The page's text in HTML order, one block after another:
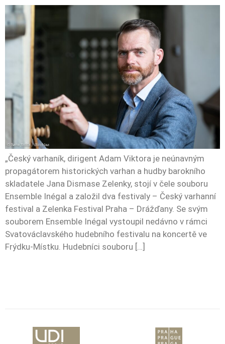
„Český varhaník, dirigent Adam Viktora je neúnavným
propagátorem historických varhan a hudby barokního
skladatele Jana Dismase Zelenky, stojí v čele souboru
Ensemble Inégal a založil dva festivaly – Český varhanní
festival a Zelenka Festival Praha – Drážďany. Se svým
souborem Ensemble Inégal vystoupil nedávno v rámci
Svatováclavského hudebního festivalu na koncertě ve
Frýdku-Místku. Hudebníci souboru […]